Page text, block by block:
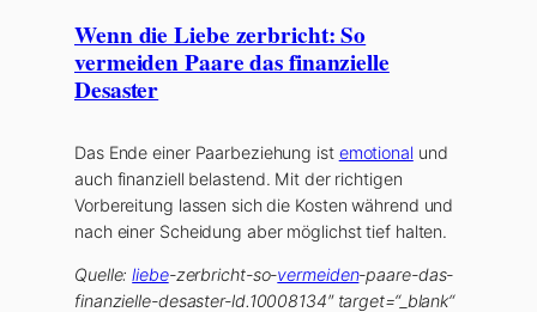
Wenn die Liebe zerbricht: So
vermeiden Paare das finanzielle
Desaster
Das Ende einer Paarbeziehung ist emotional und
auch finanziell belastend. Mit der richtigen
Vorbereitung lassen sich die Kosten während und
nach einer Scheidung aber möglichst tief halten.
Quelle:liebe-zerbricht-so-vermeiden-paare-das-
finanzielle-desaster-ld.10008134″ target=“_blank“